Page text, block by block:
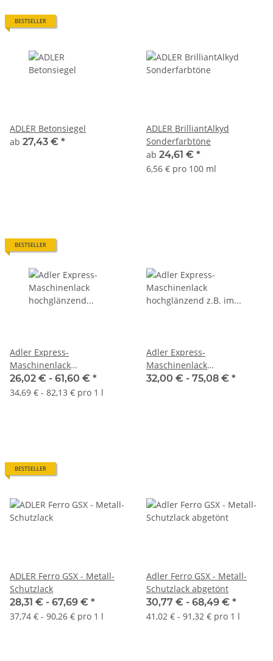
BESTSELLER
ADLER Betonsiegel
ab 27,43 € *
ADLER BrilliantAlkyd
Sonderfarbtöne
ab 24,61 € *
6,56 € pro 100 ml
BESTSELLER
Adler Express-
Maschinenlack
hochglänzend
Standartfarbton
26,02 € - 61,60 € *
34,69 € - 82,13 € pro 1 l
Adler Express-
Maschinenlack
hochglänzend z.B. im
32,00 € - 75,08 € *
BESTSELLER
ADLER Ferro GSX - Metall-
Schutzlack
28,31 € - 67,69 € *
37,74 € - 90,26 € pro 1 l
Adler Ferro GSX - Metall-
Schutzlack abgetönt
30,77 € - 68,49 € *
41,02 € - 91,32 € pro 1 l